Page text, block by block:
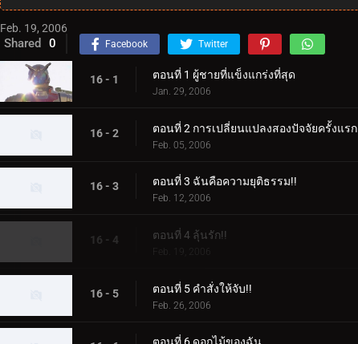
Feb. 19, 2006
Shared 0 Facebook Twitter
16 - 1 ตอนที่ 1 ผู้ชายที่แข็งแกร่งที่สุด
Jan. 29, 2006
16 - 2 ตอนที่ 2 การเปลี่ยนแปลงสองปัจจัยครั้งแรก
Feb. 05, 2006
16 - 3 ตอนที่ 3 ฉันคือความยุติธรรม!!
Feb. 12, 2006
16 - 4 ตอนที่ 4 ลุ้นรัก!!
Feb. 19, 2006
16 - 5 ตอนที่ 5 คำสั่งให้จับ!!
Feb. 26, 2006